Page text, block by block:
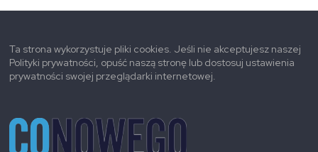
Ta strona wykorzystuje pliki cookies. Jeśli nie akceptujesz naszej
Polityki prywatności, opuść naszą stronę lub dostosuj ustawienia
prywatności swojej przeglądarki internetowej.